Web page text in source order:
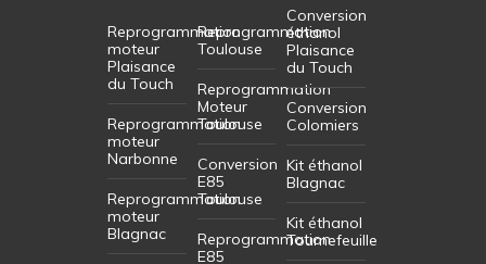
Reprogrammation
moteur
Plaisance
du Touch
Reprogrammation
moteur
Narbonne
Reprogrammation
moteur
Blagnac
Reprogrammation
Toulouse
Reprogrammation
Moteur
Toulouse
Conversion
E85
Toulouse
Reprogrammation
E85
Conversion
éthanol
Plaisance
du Touch
Conversion
Colomiers
Kit éthanol
Blagnac
Kit éthanol
Tournefeuille